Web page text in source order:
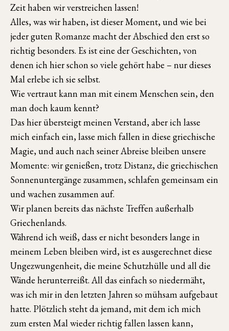
Zeit haben wir verstreichen lassen!
Alles, was wir haben, ist dieser Moment, und wie bei
jeder guten Romanze macht der Abschied den erst so
richtig besonders. Es ist eine der Geschichten, von
denen ich hier schon so viele gehört habe – nur dieses
Mal erlebe ich sie selbst.
Wie vertraut kann man mit einem Menschen sein, den
man doch kaum kennt?
Das hier übersteigt meinen Verstand, aber ich lasse
mich einfach ein, lasse mich fallen in diese griechische
Magie, und auch nach seiner Abreise bleiben unsere
Momente: wir genießen, trotz Distanz, die griechischen
Sonnenuntergänge zusammen, schlafen gemeinsam ein
und wachen zusammen auf.
Wir planen bereits das nächste Treffen außerhalb
Griechenlands.
Während ich weiß, dass er nicht besonders lange in
meinem Leben bleiben wird, ist es ausgerechnet diese
Ungezwungenheit, die meine Schutzhülle und all die
Wände herunterreißt. All das einfach so niedermäht,
was ich mir in den letzten Jahren so mühsam aufgebaut
hatte. Plötzlich steht da jemand, mit dem ich mich
zum ersten Mal wieder richtig fallen lassen kann,